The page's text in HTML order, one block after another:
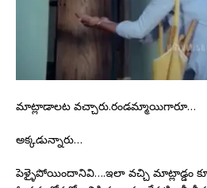
మాట్లాడాలట వచ్చారు.రండమ్మాయిగారూ…
అక్కడున్నారు…
పెళ్ళైపోయిందానివి….ఇలా వచ్చి మాట్లాడ్డం